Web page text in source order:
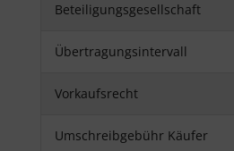
Beteiligungsgesellschaft
Übertragungsintervall
Vorkaufsrecht
Umschreibgebühr Käufer